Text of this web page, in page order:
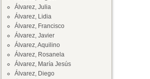
Álvarez, Julia
Álvarez, Lidia
Álvarez, Francisco
Álvarez, Javier
Álvarez, Aquilino
Álvarez, Rosanela
Álvarez, María Jesús
Álvarez, Diego